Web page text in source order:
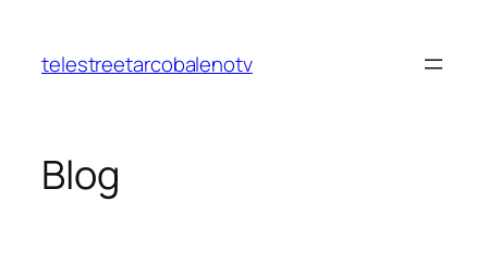
phầntelestreetarcobalenotv
Blog